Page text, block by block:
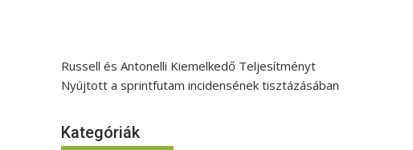
Russell és Antonelli Kiemelkedő Teljesítményt
Nyújtott a sprintfutam incidensének tisztázásában
Kategóriák